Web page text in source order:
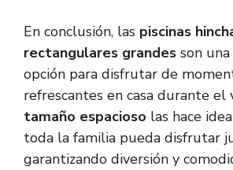
En conclusión, las piscinas
rectangulares grandes son
opción para disfrutar de
refrescantes en casa durante el
tamaño espacioso las hace
toda la familia pueda disfrutar
garantizando diversión y